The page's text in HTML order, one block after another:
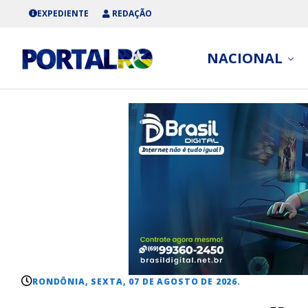
EXPEDIENTE REDAÇÃO
NACIONAL
RONDÔNIA, SEXTA, 07 DE AGOSTO DE 2026.